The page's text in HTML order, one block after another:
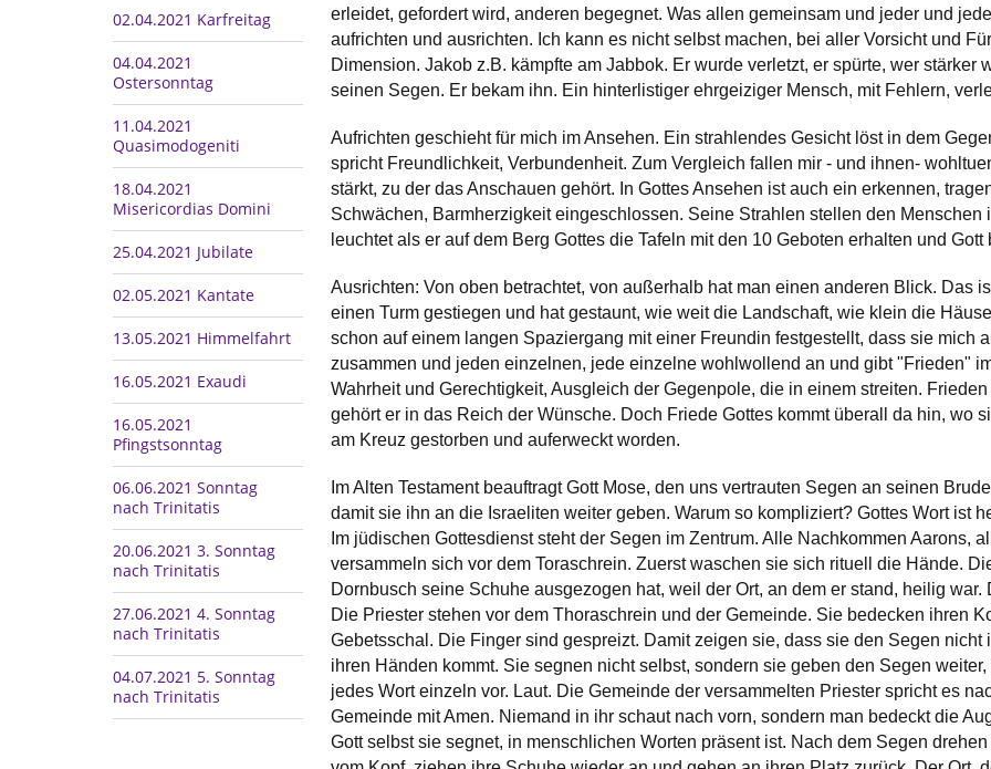
02.04.2021 Karfreitag
04.04.2021
Ostersonntag
11.04.2021
Quasimodogeniti
18.04.2021
Misericordias Domini
25.04.2021 Jubilate
02.05.2021 Kantate
13.05.2021 Himmelfahrt
16.05.2021 Exaudi
16.05.2021
Pfingstsonntag
06.06.2021 Sonntag
nach Trinitatis
20.06.2021 3. Sonntag
nach Trinitatis
27.06.2021 4. Sonntag
nach Trinitatis
04.07.2021 5. Sonntag
nach Trinitatis
erleidet, gefordert wird, anderen begegnet. Was allen gemeinsam und jeder und
aufrichten und ausrichten. Ich kann es nicht selbst machen, bei aller Vorsicht und
Dimension. Jakob z.B. kämpfte am Jabbok. Er wurde verletzt, er spürte, wer stärker
seinen Segen. Er bekam ihn. Ein hinterlistiger ehrgeiziger Mensch, mit Fehlern,
Aufrichten geschieht für mich im Ansehen. Ein strahlendes Gesicht löst in dem
spricht Freundlichkeit, Verbundenheit. Zum Vergleich fallen mir - und ihnen-
stärkt, zu der das Anschauen gehört. In Gottes Ansehen ist auch ein erkennen,
Schwächen, Barmherzigkeit eingeschlossen. Seine Strahlen stellen den
leuchtet als er auf dem Berg Gottes die Tafeln mit den 10 Geboten erhalten und Gott
Ausrichten: Von oben betrachtet, von außerhalb hat man einen anderen Blick. Das
einen Turm gestiegen und hat gestaunt, wie weit die Landschaft, wie klein die
schon auf einem langen Spaziergang mit einer Freundin festgestellt, dass sie mich
zusammen und jeden einzelnen, jede einzelne wohlwollend an und gibt "Frieden"
Wahrheit und Gerechtigkeit, Ausgleich der Gegenpole, die in einem streiten.
gehört er in das Reich der Wünsche. Doch Friede Gottes kommt überall da hin, wo
am Kreuz gestorben und auferweckt worden.
Im Alten Testament beauftragt Gott Mose, den uns vertrauten Segen an seinen
damit sie ihn an die Israeliten weiter geben. Warum so kompliziert? Gottes Wort ist
Im jüdischen Gottesdienst steht der Segen im Zentrum. Alle Nachkommen Aarons,
versammeln sich vor dem Toraschrein. Zuerst waschen sie sich rituell die Hände.
Dornbusch seine Schuhe ausgezogen hat, weil der Ort, an dem er stand, heilig
Die Priester stehen vor dem Thoraschrein und der Gemeinde. Sie bedecken ihren
Gebetsschal. Die Finger sind gespreizt. Damit zeigen sie, dass sie den Segen
ihren Händen kommt. Sie segnen nicht selbst, sondern sie geben den Segen
jedes Wort einzeln vor. Laut. Die Gemeinde der versammelten Priester spricht es
Gemeinde mit Amen. Niemand in ihr schaut nach vorn, sondern man bedeckt die
Gott selbst sie segnet, in menschlichen Worten präsent ist. Nach dem Segen